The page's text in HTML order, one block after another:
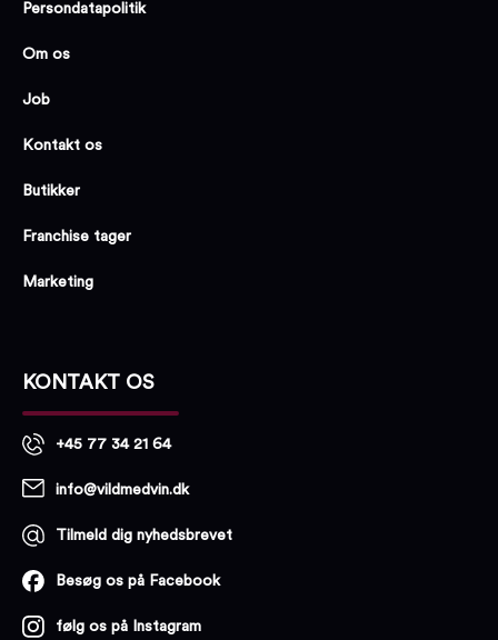
Persondatapolitik
Om os
Job
Kontakt os
Butikker
Franchise tager
Marketing
KONTAKT OS
+45 77 34 21 64
info@vildmedvin.dk
Tilmeld dig nyhedsbrevet
Besøg os på Facebook
følg os på Instagram